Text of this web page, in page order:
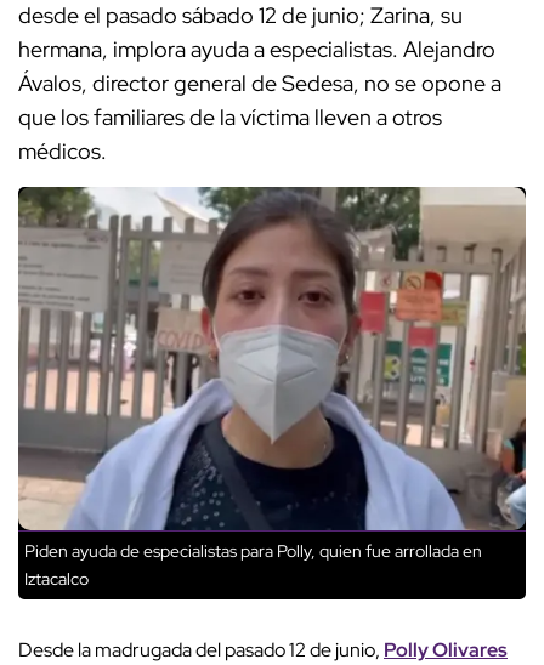
desde el pasado sábado 12 de junio; Zarina, su
hermana, implora ayuda a especialistas. Alejandro
Ávalos, director general de Sedesa, no se opone a
que los familiares de la víctima lleven a otros
médicos.
Piden ayuda de especialistas para Polly, quien fue arrollada en
Iztacalco
Desde la madrugada del pasado 12 de junio, Polly Olivares